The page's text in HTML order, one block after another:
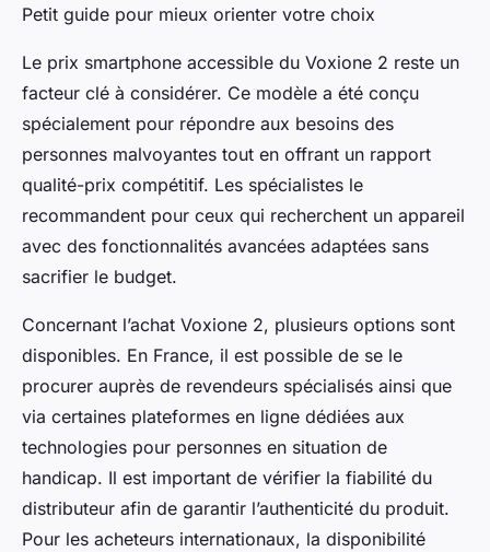
Petit guide pour mieux orienter votre choix
Le prix smartphone accessible du Voxione 2 reste un
facteur clé à considérer. Ce modèle a été conçu
spécialement pour répondre aux besoins des
personnes malvoyantes tout en offrant un rapport
qualité-prix compétitif. Les spécialistes le
recommandent pour ceux qui recherchent un appareil
avec des fonctionnalités avancées adaptées sans
sacrifier le budget.
Concernant l’achat Voxione 2, plusieurs options sont
disponibles. En France, il est possible de se le
procurer auprès de revendeurs spécialisés ainsi que
via certaines plateformes en ligne dédiées aux
technologies pour personnes en situation de
handicap. Il est important de vérifier la fiabilité du
distributeur afin de garantir l’authenticité du produit.
Pour les acheteurs internationaux, la disponibilité